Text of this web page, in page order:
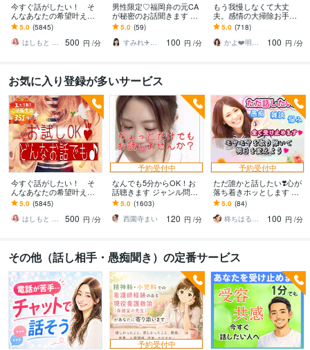
今すぐ話がしたい！ そ
んなあなたの希望叶えま
す 今日あったことから深
刻な悩みまで☆何でも打
ち明けてください。
5.0 (5845)
はしもと ゆっこ♡救急こころの相談室
500 円 /分
男性限定♡福岡弁の元CA
が秘密のお話聞きます 雑
談・趣味・恋愛・性の悩
みなど…な〜んでも聞く
けんね！
5.0 (59)
すみれ✈️福岡弁の元CA
100 円 /分
もう我慢しなくて大丈
夫。感情の大掃除お手伝
いします 怒り/イライラ/モ
ヤモヤ/ストレス/焦り/感情
爆発/本音
5.0 (718)
かよ❤️明日が少し楽しみになる場所
100 円 /分
お気に入り登録が多いサービス
今すぐ話がしたい！ そ
んなあなたの希望叶えま
す 今日あったことから深
刻な悩みまで☆何でも打
ち明けてください。
5.0 (5845)
はしもと ゆっこ♡救急こころの相談室
500 円 /分
予約受付中
なんでも5分からOK！お
話聴きます ジャンル問わ
ずただちょっとだけ誰か
と話したい人待ってます♪
5.0 (1603)
西園寺まい
120 円 /分
予約受付中
ただ誰かと話したい❣️心が
落ち着きホッとします い
ますぐ話す/雑談/愚痴/何で
も/結婚/恋愛/悩み/繊細
5.0 (84)
柊ちはる❤️主婦のお悩み相談Room❤️
100 円 /分
その他（話し相手・愚痴聞き）の定番サービス
予約受付中